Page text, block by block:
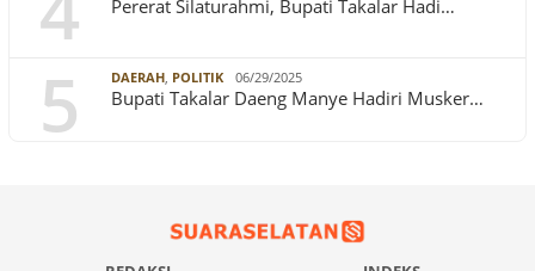
Pererat Silaturahmi, Bupati Takalar Hadi…
5 DAERAH, POLITIK 06/29/2025
Bupati Takalar Daeng Manye Hadiri Musker…